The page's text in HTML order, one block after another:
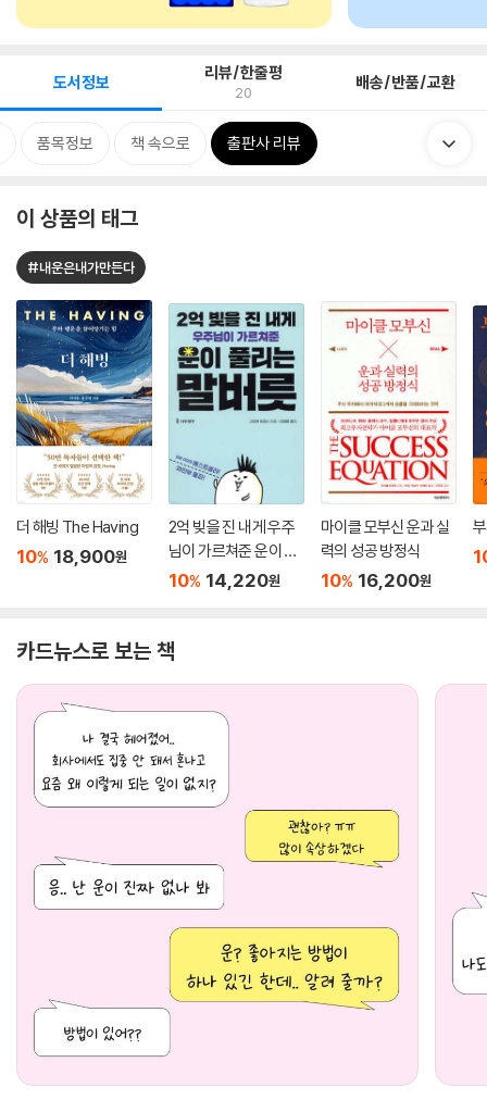
도서정보 리뷰/한줄평
20 배송/반품/교환
품목정보 책 속으로 출판사 리뷰
이 상품의 태그
#내운은내가만든다
더 해빙 The Having
10% 18,900원
2억 빚을 진 내게 우주
님이 가르쳐준 운이 풀
리는 말버릇
10% 14,220원
마이클 모부신 운과 실
력의 성공 방정식
10% 16,200원
카드뉴스로 보는 책